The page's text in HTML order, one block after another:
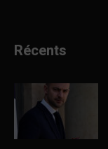
Récents